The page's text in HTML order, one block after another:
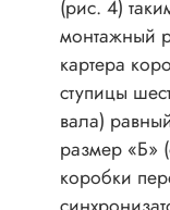
(рис. 4)
монтажный
картера
ступицы
вала)
размер «Б»
коробки